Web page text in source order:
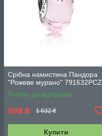
Срібна намистина Пандора
"Рожеве мурано" 791632PCZ
Готово до відправки
898 ₴ 1 632 ₴
Купити